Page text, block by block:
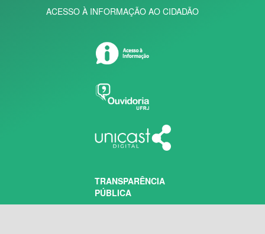
ACESSO À INFORMAÇÃO AO CIDADÃO
TRANSPARÊNCIA
PÚBLICA